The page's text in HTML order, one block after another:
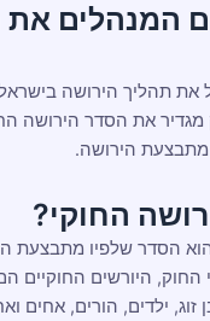
המנהלים את
את תהליך הירושה
החוק מגדיר את הסדר
הירושה.
החוקי?
הסדר שלפיו מתבצעת
החוק, היורשים החוקיים
ילדים, הורים, אחים